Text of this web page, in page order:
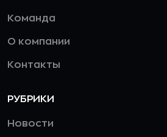
Команда
О компании
Контакты
РУБРИКИ
Новости